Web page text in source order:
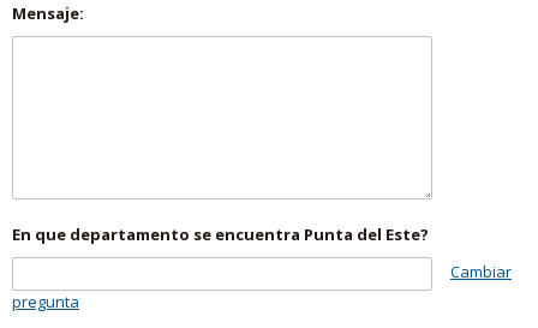
Mensaje:
En que departamento se encuentra Punta del Este?
Cambiar
pregunta